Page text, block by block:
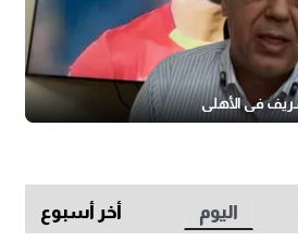
في الأهلي
اليوم أخر أسبوع